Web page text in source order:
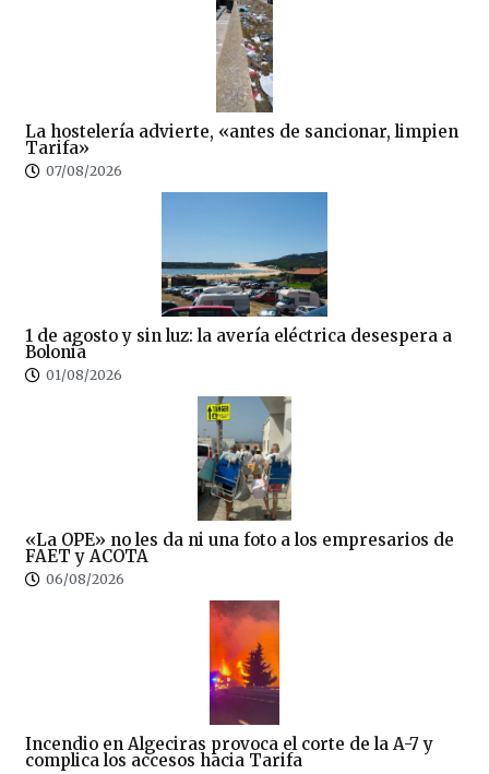
La hostelería advierte, «antes de sancionar, limpien
Tarifa»
07/08/2026
1 de agosto y sin luz: la avería eléctrica desespera a
Bolonia
01/08/2026
«La OPE» no les da ni una foto a los empresarios de
FAET y ACOTA
06/08/2026
Incendio en Algeciras provoca el corte de la A-7 y
complica los accesos hacia Tarifa